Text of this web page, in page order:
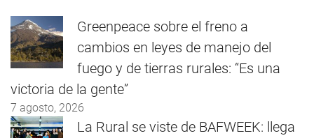
Greenpeace sobre el freno a
cambios en leyes de manejo del
fuego y de tierras rurales: “Es una
victoria de la gente”
7 agosto, 2026
La Rural se viste de BAFWEEK: llega